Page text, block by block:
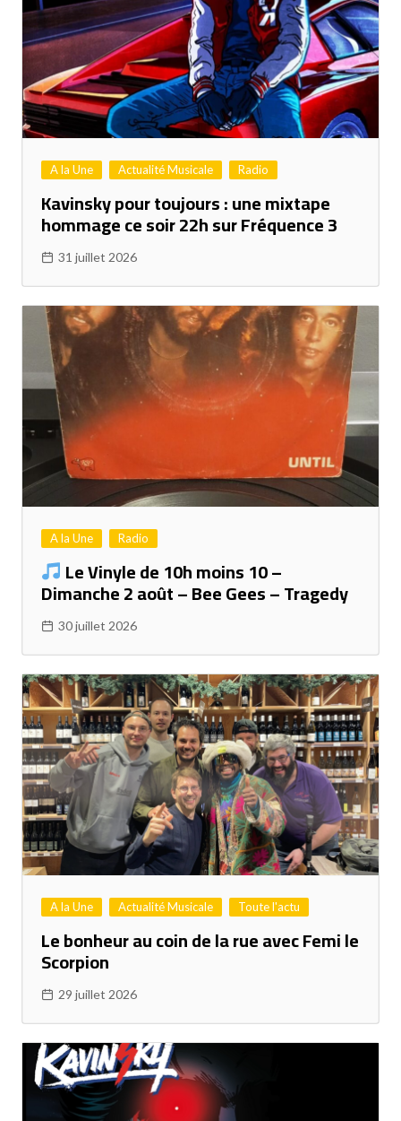
A la Une Actualité Musicale Radio
Kavinsky pour toujours : une mixtape
hommage ce soir 22h sur Fréquence 3
31 juillet 2026
A la Une Radio
Le Vinyle de 10h moins 10 –
Dimanche 2 août – Bee Gees – Tragedy
30 juillet 2026
A la Une Actualité Musicale Toute l'actu
Le bonheur au coin de la rue avec Femi le
Scorpion
29 juillet 2026